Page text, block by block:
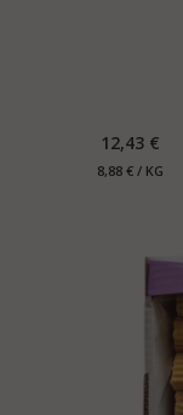
12,43 €
8,88 € / KG